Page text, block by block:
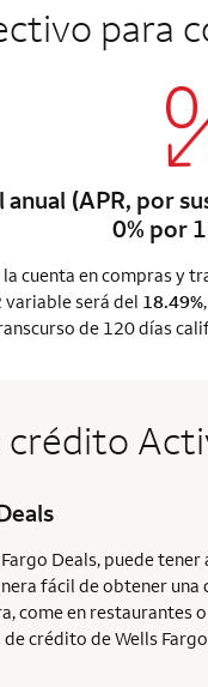
para
anual (APR, por
0% por
cuenta en compras y
variable será del 18.49%,
de 120 días
Deals, puede
fácil de obtener
come en restaurantes
crédito de Wells